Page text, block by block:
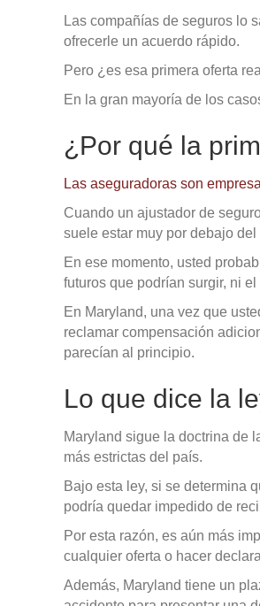
Las compañías de seguros lo
ofrecerle un acuerdo rápido.
Pero ¿es esa primera oferta
En la gran mayoría de los
¿Por qué la
Las aseguradoras son
Cuando un ajustador de
suele estar muy por debajo
En ese momento, usted
futuros que podrían surgir, ni
En Maryland, una vez que
reclamar compensación
parecían al principio.
Lo que dice la
Maryland sigue la doctrina de
más estrictas del país.
Bajo esta ley, si se determina
podría quedar impedido de
Por esta razón, es aún más
cualquier oferta o hacer
Además, Maryland tiene un